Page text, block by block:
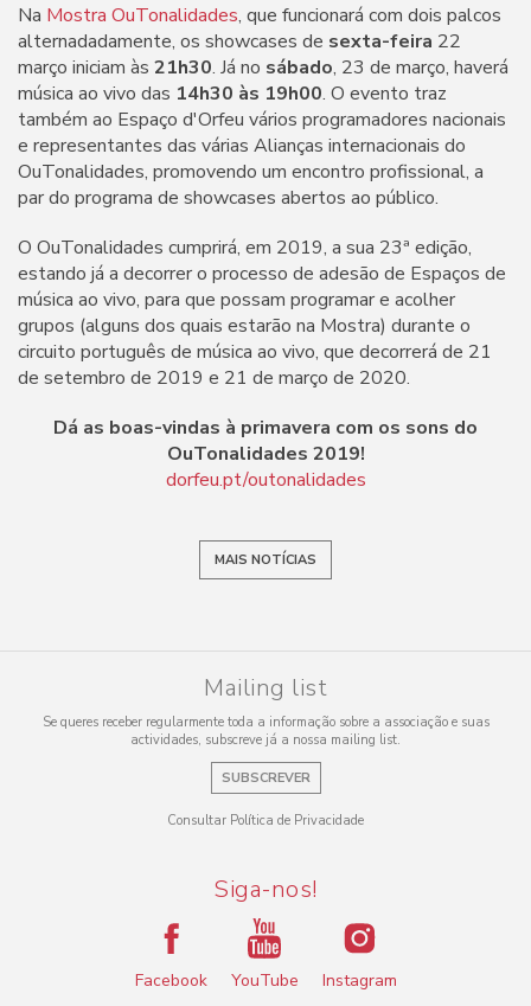
Na Mostra OuTonalidades, que funcionará com dois palcos
alternadadamente, os showcases de sexta-feira 22
março iniciam às 21h30. Já no sábado, 23 de março, haverá
música ao vivo das 14h30 às 19h00. O evento traz
também ao Espaço d'Orfeu vários programadores nacionais
e representantes das várias Alianças internacionais do
OuTonalidades, promovendo um encontro profissional, a
par do programa de showcases abertos ao público.
O OuTonalidades cumprirá, em 2019, a sua 23ª edição,
estando já a decorrer o processo de adesão de Espaços de
música ao vivo, para que possam programar e acolher
grupos (alguns dos quais estarão na Mostra) durante o
circuito português de música ao vivo, que decorrerá de 21
de setembro de 2019 e 21 de março de 2020.
Dá as boas-vindas à primavera com os sons do
OuTonalidades 2019!
dorfeu.pt/outonalidades
MAIS NOTÍCIAS
Mailing list
Se queres receber regularmente toda a informação sobre a associação e suas
actividades, subscreve já a nossa mailing list.
SUBSCREVER
Consultar Política de Privacidade
Siga-nos!
Facebook YouTube Instagram